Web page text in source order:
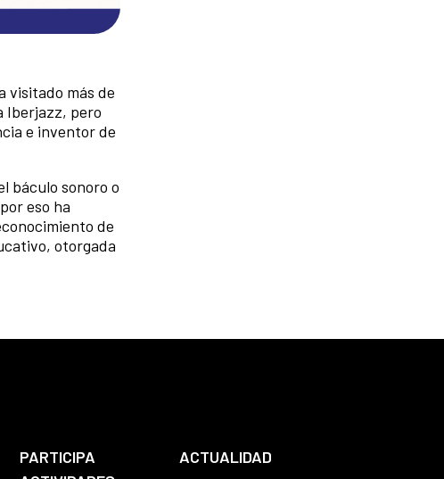
visitado más de
Iberjazz, pero
e inventor de
báculo sonoro o
eso ha
de
otorgada
PARTICIPA
ACTUALIDAD